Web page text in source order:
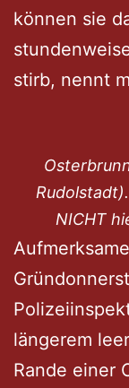
können sie
stirb, nennt
NICHT
längerem
Rande einer